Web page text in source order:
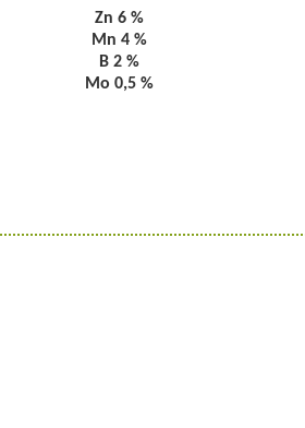
Zn 6 %
Mn 4 %
B 2 %
Mo 0,5 %